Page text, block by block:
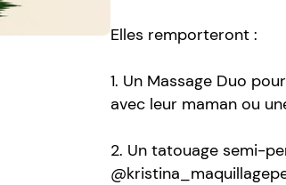
Elles remporteront :
1. Un Massage Duo
avec leur maman ou
2. Un tatouage semi-